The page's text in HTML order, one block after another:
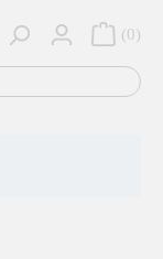
0